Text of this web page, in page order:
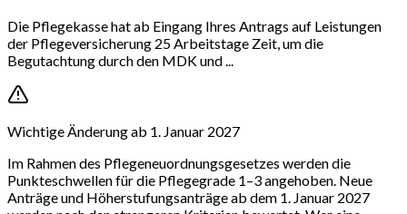
Die Pflegekasse hat ab Eingang Ihres Antrags auf Leistungen
der Pflegeversicherung 25 Arbeitstage Zeit, um die
Begutachtung durch den MDK und ...
Wichtige Änderung ab 1. Januar 2027
Im Rahmen des Pflegeneuordnungsgesetzes werden die
Punkteschwellen für die Pflegegrade 1–3 angehoben. Neue
Anträge und Höherstufungsanträge ab dem 1. Januar 2027